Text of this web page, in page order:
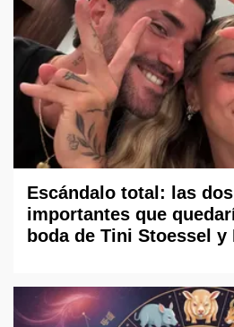
Escándalo total: las
importantes que
boda de Tini Stoessel y